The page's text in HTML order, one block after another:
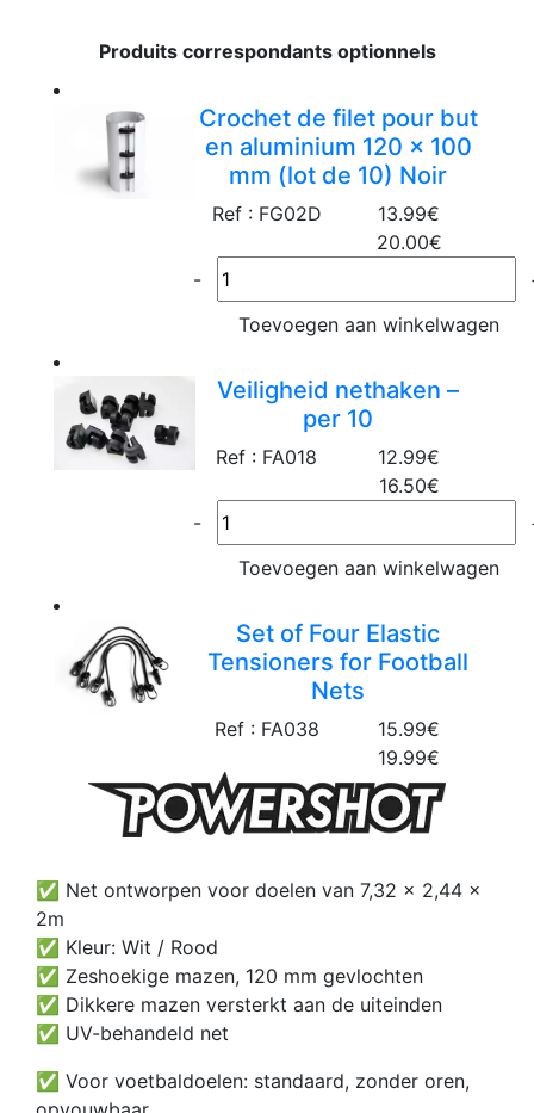
Produits correspondants optionnels
Crochet de filet pour but
en aluminium 120 x 100
mm (lot de 10) Noir
Ref : FG02D
13.99€
20.00€
-
Toevoegen aan winkelwagen
Veiligheid nethaken –
per 10
Ref : FA018
12.99€
16.50€
-
Toevoegen aan winkelwagen
Set of Four Elastic
Tensioners for Football
Nets
Ref : FA038
15.99€
19.99€
✅ Net ontworpen voor doelen van 7,32 x 2,44 x
2m
✅ Kleur: Wit / Rood
✅ Zeshoekige mazen, 120 mm gevlochten
✅ Dikkere mazen versterkt aan de uiteinden
✅ UV-behandeld net
✅ Voor voetbaldoelen: standaard, zonder oren,